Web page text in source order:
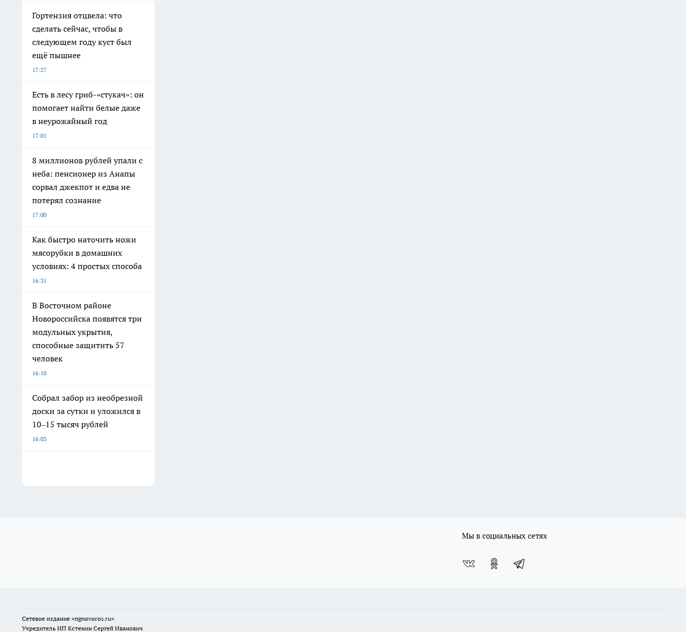
Гортензия отцвела: что
сделать сейчас, чтобы в
следующем году куст был
ещё пышнее
17:27
Есть в лесу гриб-«стукач»: он
помогает найти белые даже
в неурожайный год
17:01
8 миллионов рублей упали с
неба: пенсионер из Анапы
сорвал джекпот и едва не
потерял сознание
17:00
Как быстро наточить ножи
мясорубки в домашних
условиях: 4 простых способа
16:31
В Восточном районе
Новороссийска появятся три
модульных укрытия,
способные защитить 57
человек
16:10
Собрал забор из необрезной
доски за сутки и уложился в
10–15 тысяч рублей
16:03
Мы в социальных сетях
Сетевое издание «ngnovoros.ru»
Учредитель ИП Кстенин Сергей Иванович